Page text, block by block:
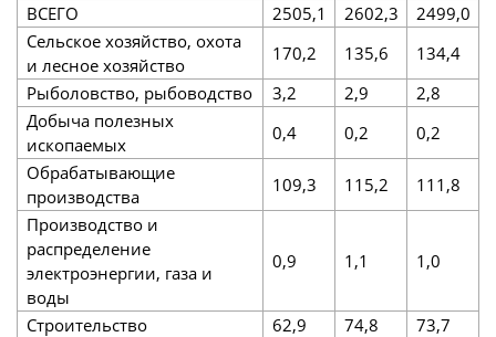
ВСЕГО
2505,1 2602,3
2499,0
Сельское хозяйство, охота
и лесное хозяйство
170,2 135,6
134,4
Рыболовство, рыбоводство
3,2 2,9
2,8
Добыча полезных
ископаемых
0,4 0,2
0,2
Обрабатывающие
производства
109,3 115,2
111,8
Производство и
распределение
электроэнергии, газа и
воды
0,9 1,1 1,0
Строительство 62,9 74,8
73,7